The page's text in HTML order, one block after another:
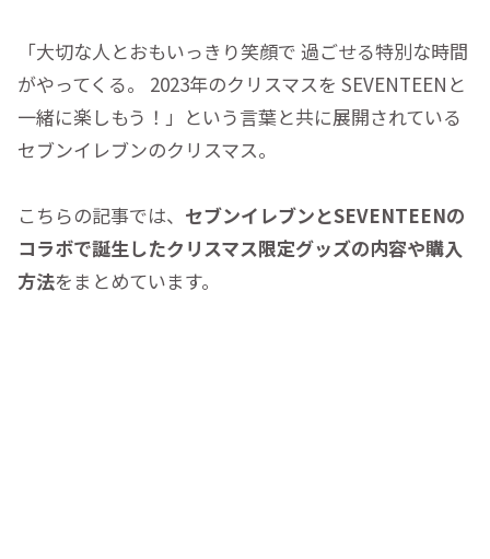
「大切な人とおもいっきり笑顔で 過ごせる特別な時間
がやってくる。 2023年のクリスマスを SEVENTEENと
一緒に楽しもう！」という言葉と共に展開されている
セブンイレブンのクリスマス。
こちらの記事では、 セブンイレブンとSEVENTEENの
コラボで誕生したクリスマス限定グッズの内容や購入
方法をまとめています。